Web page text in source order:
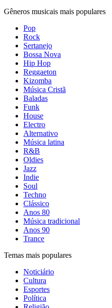
Gêneros musicais mais populares
Pop
Rock
Sertanejo
Bossa Nova
Hip Hop
Reggaeton
Kizomba
Música Cristã
Baladas
Funk
House
Electro
Alternativo
Música latina
R&B
Oldies
Jazz
Indie
Soul
Techno
Clássico
Anos 80
Música tradicional
Anos 90
Trance
Temas mais populares
Noticiário
Cultura
Esportes
Política